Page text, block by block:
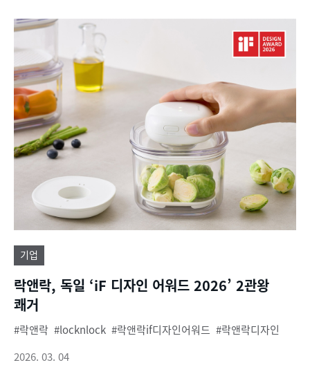
기업
락앤락, 독일 ‘iF 디자인 어워드 2026’ 2관왕
쾌거
락앤락 locknlock 락앤락if디자인어워드
락앤락디자인
2026. 03. 04